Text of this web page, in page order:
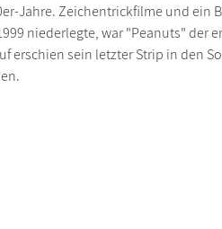
Jahre. Zeichentrickfilme und ein
niederlegte, war "Peanuts" der
erschien sein letzter Strip in den